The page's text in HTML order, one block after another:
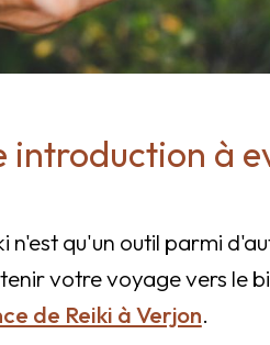
introduction à
qu'un outil parmi
votre voyage vers le
de Reiki à Verjon.